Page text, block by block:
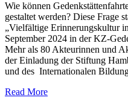
Wie können
gestaltet werden? Diese Frage
„Vielfältige Erinnerungskultur
September 2024 in der KZ-
Mehr als 80 Akteurinnen und
der Einladung der Stiftung
und des Internationalen
Read More